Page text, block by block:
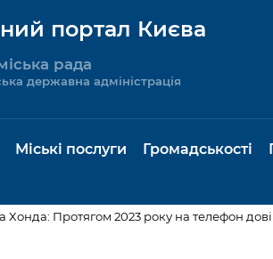
портал Києва
рада
державна адміністрація
Міські послуги Громадськості
Хонда: Протягом 2023 року на телефон